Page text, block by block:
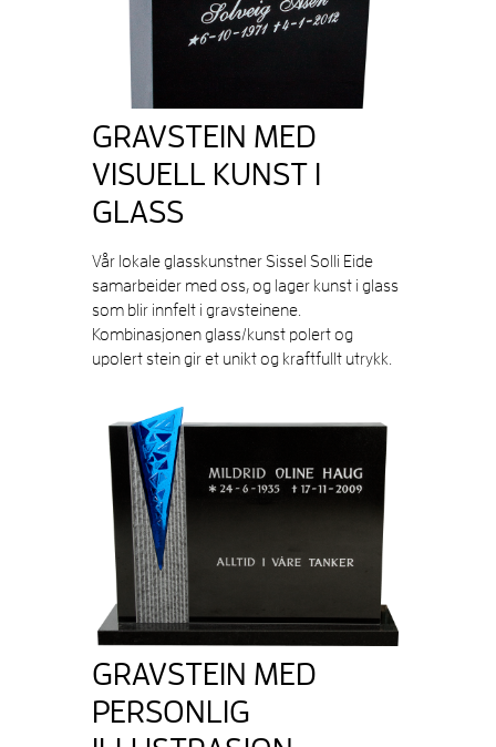
GRAVSTEIN MED
VISUELL KUNST I
GLASS
Vår lokale glasskunstner Sissel Solli Eide
samarbeider med oss, og lager kunst i glass
som blir innfelt i gravsteinene.
Kombinasjonen glass/kunst polert og
upolert stein gir et unikt og kraftfullt utrykk.
GRAVSTEIN MED
PERSONLIG